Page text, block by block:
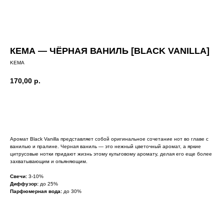
КЕМА — ЧЁРНАЯ ВАНИЛЬ [BLACK VANILLA]
KEMA
170,00 р.
Аромат Black Vanilla представляет собой оригинальное сочетание нот во главе с
ванилью и пралине. Черная ваниль — это нежный цветочный аромат, а яркие
цитрусовые нотки придают жизнь этому культовому аромату, делая его еще более
захватывающим и опьяняющим.
Свечи: 3-10%
Диффузор: до 25%
Парфюмерная вода: до 30%